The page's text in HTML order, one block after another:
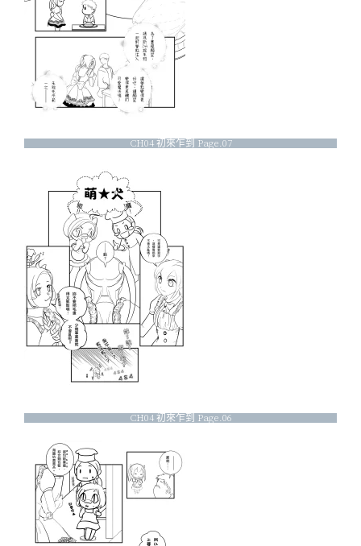
CH04 初來乍到 Page.07
CH04 初來乍到 Page.06